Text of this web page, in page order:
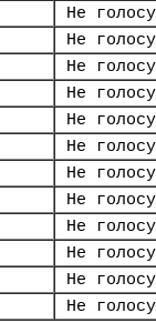
Не
Не
Не
Не
Не
Не
Не
Не
Не
Не
Не
Не